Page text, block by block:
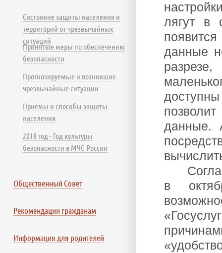
лягут в
данные
данные.
в
Состояние защиты населения и
территорий от чрезвычайных
ситуаций
Принятые меры по обеспечению
безопасности
Прогнозируемые и возникшие
чрезвычайные ситуации
Приемы и способы защиты
населения
2018 год - Год культуры
безопасности в МЧС России
Общественный Совет
Рекомендации гражданам
Информация для родителей